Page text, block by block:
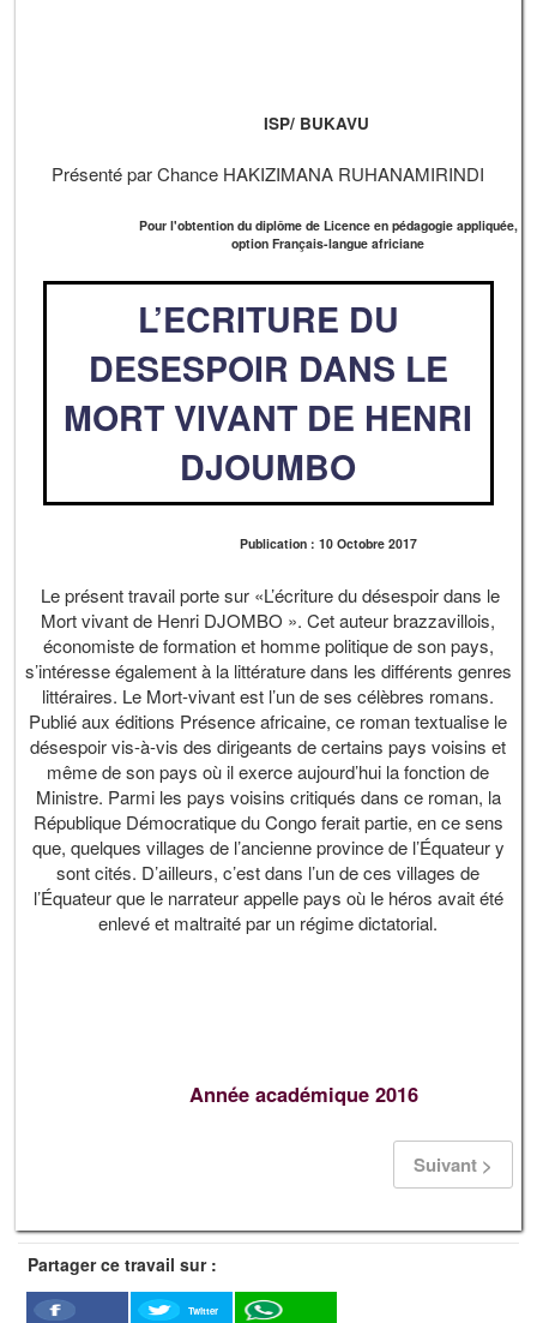
ISP/ BUKAVU
Présenté par Chance HAKIZIMANA RUHANAMIRINDI
Pour l'obtention du diplôme de Licence en pédagogie appliquée,
option Français-langue africiane
L’ECRITURE DU
DESESPOIR DANS LE
MORT VIVANT DE HENRI
DJOUMBO
Publication : 10 Octobre 2017
Le présent travail porte sur «L’écriture du désespoir dans le
Mort vivant de Henri DJOMBO ». Cet auteur brazzavillois,
économiste de formation et homme politique de son pays,
s’intéresse également à la littérature dans les différents genres
littéraires. Le Mort-vivant est l’un de ses célèbres romans.
Publié aux éditions Présence africaine, ce roman textualise le
désespoir vis-à-vis des dirigeants de certains pays voisins et
même de son pays où il exerce aujourd’hui la fonction de
Ministre. Parmi les pays voisins critiqués dans ce roman, la
République Démocratique du Congo ferait partie, en ce sens
que, quelques villages de l’ancienne province de l’Équateur y
sont cités. D’ailleurs, c’est dans l’un de ces villages de
l’Équateur que le narrateur appelle pays où le héros avait été
enlevé et maltraité par un régime dictatorial.
Année académique 2016
Suivant >
Partager ce travail sur :
Twitter